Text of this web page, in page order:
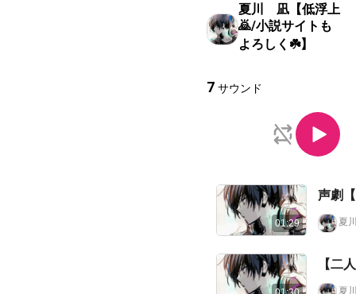
夏川 凪【低浮上
🙇/小説サイトも
よろしく☘️】
7 サウンド
01:29
声劇
夏
【二
夏